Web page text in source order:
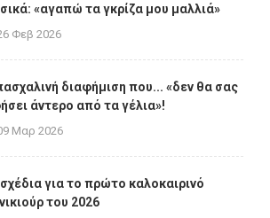
«αγαπώ τα γκρίζα μου μαλλιά»
Φεβ 2026
διαφήμιση που... «δεν θα σας
άντερο από τα γέλια»!
Μαρ 2026
για το πρώτο καλοκαιρινό
του 2026